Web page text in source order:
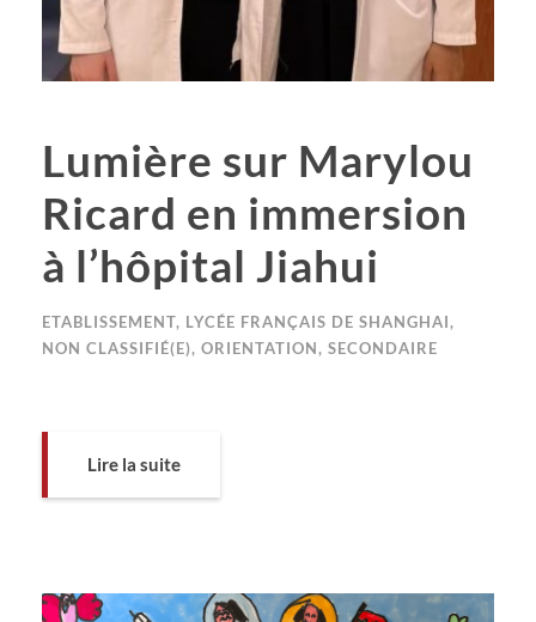
Lumière sur Marylou
Ricard en immersion
à l’hôpital Jiahui
ETABLISSEMENT, LYCÉE FRANÇAIS DE SHANGHAI,
NON CLASSIFIÉ(E), ORIENTATION, SECONDAIRE
Lire la suite